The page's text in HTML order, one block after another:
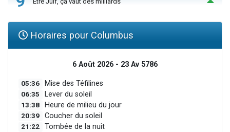
Horaires pour Columbus
6 Août 2026 - 23 Av 5786
05:36 Mise des Téfilines
06:35 Lever du soleil
13:38 Heure de milieu du jour
20:39 Coucher du soleil
21:22 Tombée de la nuit